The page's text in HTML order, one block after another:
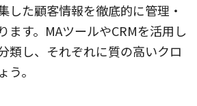
した顧客情報を徹底的に管理・
ます。MAツールやCRMを活用し
類し、それぞれに質の高いクロ
。